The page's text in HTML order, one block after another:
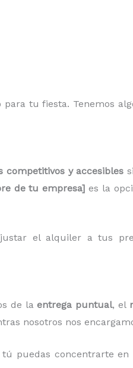
tu fiesta. Tenemos
competitivos y accesibles
de tu empresa] es la
el alquiler a tus
de laentrega puntual, el
nosotros nos
puedas concentrarte